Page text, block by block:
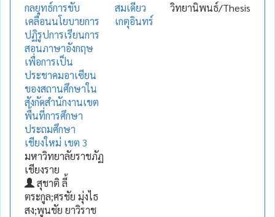
กลยุทธ์การขับ
เคลื่อนนโยบายการ
ปฏิรูปการเรียนการ
สอนภาษาอังกฤษ
เพื่อการเป็น
ประชาคมอาเซียน
ของสถานศึกษาใน
สังกัดสำนักงานเขต
พื้นที่การศึกษา
ประถมศึกษา
เชียงใหม่ เขต 3
มหาวิทยาลัยราชภัฏ
เชียงราย
สุชาติ ลี้
ตระกูล;ศรชัย มุ่งไธ
สง;พูนชัย ยาวิราช
สมเดียว
เกตุอินทร์
วิทยานิพนธ์/Thesis